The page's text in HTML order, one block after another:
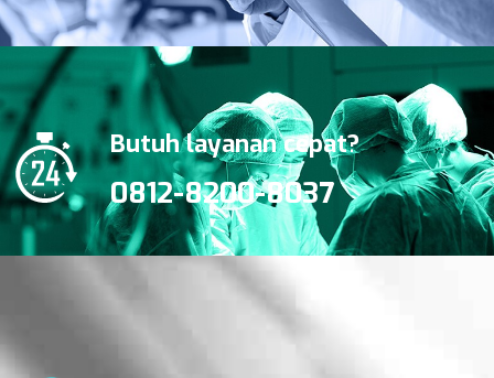
Butuh layanan cepat?
0812-8200-8037